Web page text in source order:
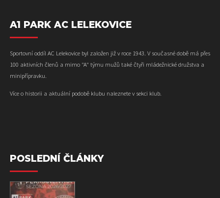
A1 PARK AC LELEKOVICE
Sportovní oddíl AC Lelekovice byl založen již v roce 1943. V současné době má přes
100 aktivních členů a mimo "A" týmu mužů také čtyři mládežnické družstva a
minipřípravku.
Více o historii a aktuální podobě klubu naleznete v sekci klub.
POSLEDNÍ ČLÁNKY